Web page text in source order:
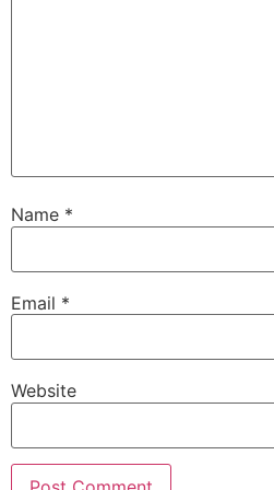
Name *
Email *
Website